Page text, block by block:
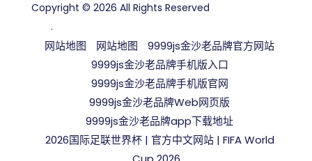
Copyright © 2026 All Rights Reserved
.
网站地图 网站地图
9999js金沙老品牌官方网站
9999js金沙老品牌手机版入口
9999js金沙老品牌手机版官网
9999js金沙老品牌Web网页版
9999js金沙老品牌app下载地址
2026国际足联世界杯 | 官方中文网站 | FIFA World